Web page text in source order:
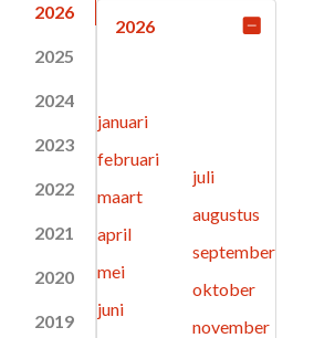
2026
2025
2024
2023
2022
2021
2020
2019
2026
januari
februari
maart
april
mei
juni
juli
augustus
september
oktober
november